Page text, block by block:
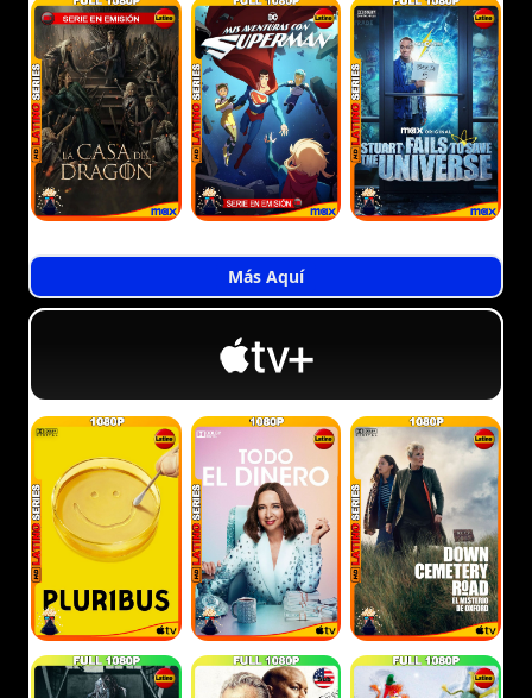
Más Aquí